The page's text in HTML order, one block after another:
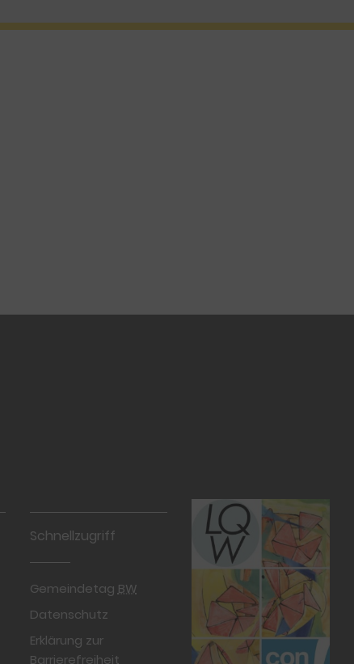
Schnellzugriff
Gemeindetag BW
Datenschutz
Erklärung zur
Barrierefreiheit